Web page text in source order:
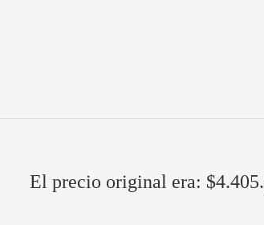
El precio original era: $4.405.